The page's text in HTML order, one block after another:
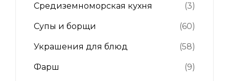
Средиземноморская кухня (3)
Супы и борщи (60)
Украшения для блюд (58)
Фарш (9)